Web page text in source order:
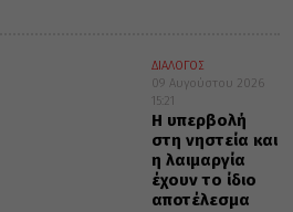
ΔΙΑΛΟΓΟΣ
09 Αυγούστου 2026
15:21
Η υπερβολή
στη νηστεία και
η λαιμαργία
έχουν το ίδιο
αποτέλεσμα